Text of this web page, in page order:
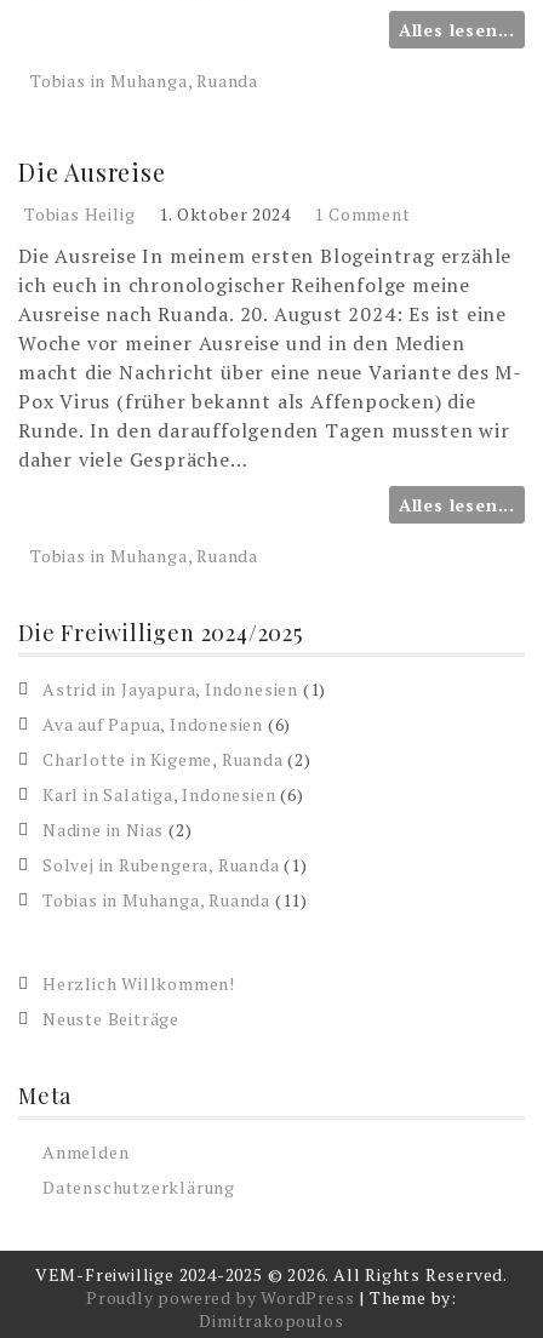
Alles lesen...
Tobias in Muhanga, Ruanda
Die Ausreise
Tobias Heilig 1. Oktober 2024 1 Comment
Die Ausreise In meinem ersten Blogeintrag erzähle
ich euch in chronologischer Reihenfolge meine
Ausreise nach Ruanda. 20. August 2024: Es ist eine
Woche vor meiner Ausreise und in den Medien
macht die Nachricht über eine neue Variante des M-
Pox Virus (früher bekannt als Affenpocken) die
Runde. In den darauffolgenden Tagen mussten wir
daher viele Gespräche…
Alles lesen...
Tobias in Muhanga, Ruanda
Die Freiwilligen 2024/2025
Astrid in Jayapura, Indonesien (1)
Ava auf Papua, Indonesien (6)
Charlotte in Kigeme, Ruanda (2)
Karl in Salatiga, Indonesien (6)
Nadine in Nias (2)
Solvej in Rubengera, Ruanda (1)
Tobias in Muhanga, Ruanda (11)
Herzlich Willkommen!
Neuste Beiträge
Meta
Anmelden
Datenschutzerklärung
VEM-Freiwillige 2024-2025 © 2026. All Rights Reserved.
Proudly powered by WordPress | Theme by:
Dimitrakopoulos